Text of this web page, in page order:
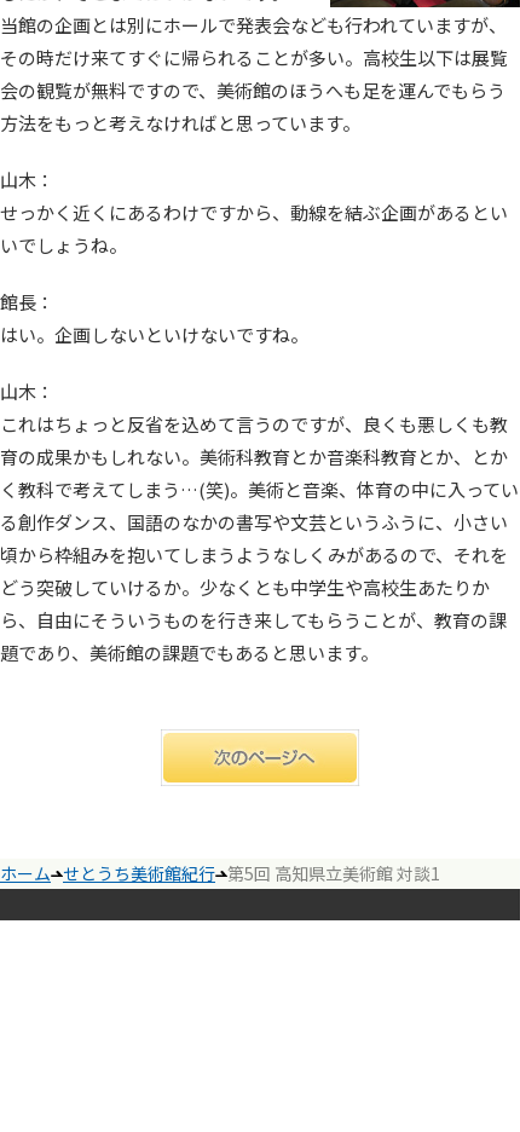
当館の企画とは別にホールで発表会なども行われていますが、
その時だけ来てすぐに帰られることが多い。高校生以下は展覧
会の観覧が無料ですので、美術館のほうへも足を運んでもらう
方法をもっと考えなければと思っています。
山木：
せっかく近くにあるわけですから、動線を結ぶ企画があるとい
いでしょうね。
館長：
はい。企画しないといけないですね。
山木：
これはちょっと反省を込めて言うのですが、良くも悪しくも教
育の成果かもしれない。美術科教育とか音楽科教育とか、とか
く教科で考えてしまう…(笑)。美術と音楽、体育の中に入ってい
る創作ダンス、国語のなかの書写や文芸というふうに、小さい
頃から枠組みを抱いてしまうようなしくみがあるので、それを
どう突破していけるか。少なくとも中学生や高校生あたりか
ら、自由にそういうものを行き来してもらうことが、教育の課
題であり、美術館の課題でもあると思います。
ホーム せとうち美術館紀行 第5回 高知県立美術館 対談1